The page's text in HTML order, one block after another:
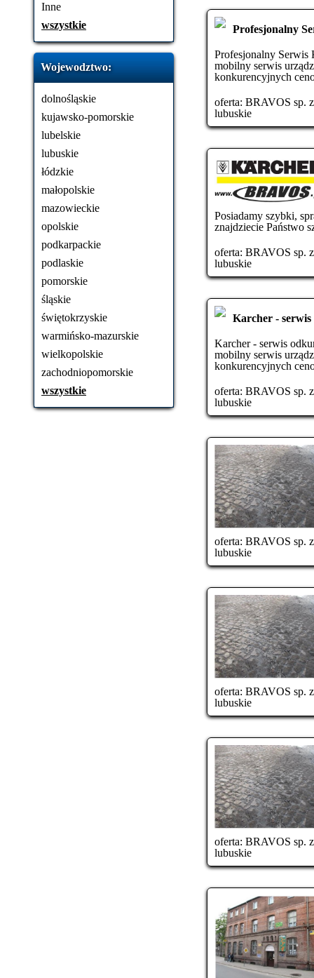
Inne
wszystkie
Wojewodztwo:
dolnośląskie
kujawsko-pomorskie
lubelskie
lubuskie
łódzkie
małopolskie
mazowieckie
opolskie
podkarpackie
podlaskie
pomorskie
śląskie
świętokrzyskie
warmińsko-mazurskie
wielkopolskie
zachodniopomorskie
wszystkie
Profesjonalny
Profesjonalny Serwis
mobilny serwis
konkurencyjnych
oferta: BRAVOS sp.
lubuskie
Posiadamy szybki,
znajdziecie Państwo
oferta: BRAVOS sp.
lubuskie
Karcher - serwis
Karcher - serwis
mobilny serwis
konkurencyjnych
oferta: BRAVOS sp.
lubuskie
oferta: BRAVOS sp.
lubuskie
oferta: BRAVOS sp.
lubuskie
oferta: BRAVOS sp.
lubuskie